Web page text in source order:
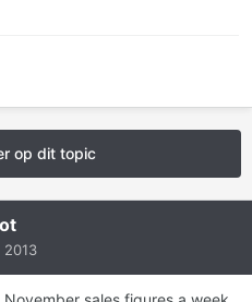
op dit topic
2013